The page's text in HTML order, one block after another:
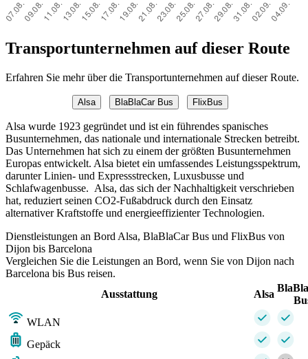
Transportunternehmen auf dieser Route
Erfahren Sie mehr über die Transportunternehmen auf dieser Route.
Alsa BlaBlaCar Bus FlixBus
Alsa wurde 1923 gegründet und ist ein führendes spanisches
Busunternehmen, das nationale und internationale Strecken betreibt.
Das Unternehmen hat sich zu einem der größten Busunternehmen
Europas entwickelt. Alsa bietet ein umfassendes Leistungsspektrum,
darunter Linien- und Expressstrecken, Luxusbusse und
Schlafwagenbusse. Alsa, das sich der Nachhaltigkeit verschrieben
hat, reduziert seinen CO2-Fußabdruck durch den Einsatz
alternativer Kraftstoffe und energieeffizienter Technologien.
Dienstleistungen an Bord Alsa, BlaBlaCar Bus und FlixBus von
Dijon bis Barcelona
Vergleichen Sie die Leistungen an Bord, wenn Sie von Dijon nach
Barcelona bis Bus reisen.
Ausstattung
Alsa
WLAN
Gepäck